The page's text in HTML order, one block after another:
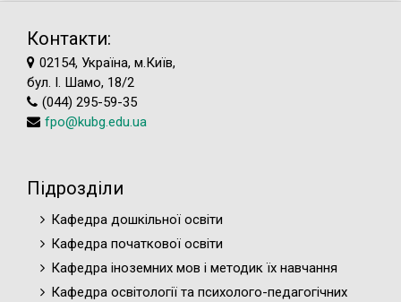
Контакти:
02154, Україна, м.Київ,
бул. І. Шамо, 18/2
(044) 295-59-35
fpo@kubg.edu.ua
Підрозділи
Кафедра дошкільної освіти
Кафедра початкової освіти
Кафедра іноземних мов і методик їх навчання
Кафедра освітології та психолого-педагогічних